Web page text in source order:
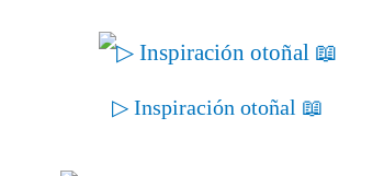
▷ Inspiración otoñal 📖